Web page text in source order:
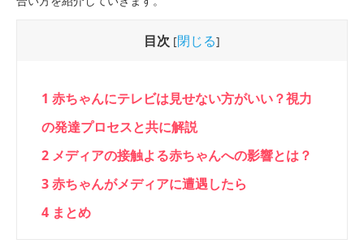
目次 [閉じる]
1 赤ちゃんにテレビは見せない方がいい？視力
の発達プロセスと共に解説
2 メディアの接触よる赤ちゃんへの影響とは？
3赤ちゃんがメディアに遭遇したら
4 まとめ